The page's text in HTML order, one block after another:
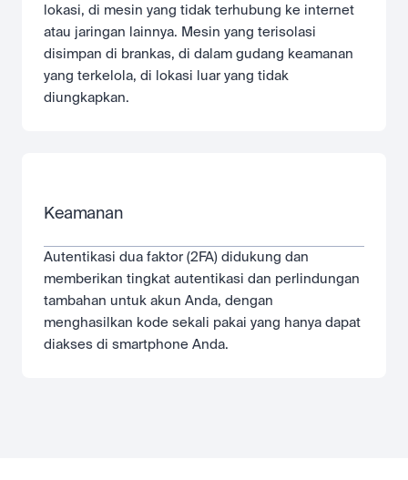
lokasi, di mesin yang tidak terhubung ke internet
atau jaringan lainnya. Mesin yang terisolasi
disimpan di brankas, di dalam gudang keamanan
yang terkelola, di lokasi luar yang tidak
diungkapkan.
Keamanan
Autentikasi dua faktor (2FA) didukung dan
memberikan tingkat autentikasi dan perlindungan
tambahan untuk akun Anda, dengan
menghasilkan kode sekali pakai yang hanya dapat
diakses di smartphone Anda.